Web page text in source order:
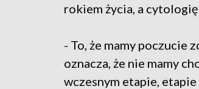
rokiem życia, a
- To, że mamy poczucie
oznacza, że nie mamy
wczesnym etapie,